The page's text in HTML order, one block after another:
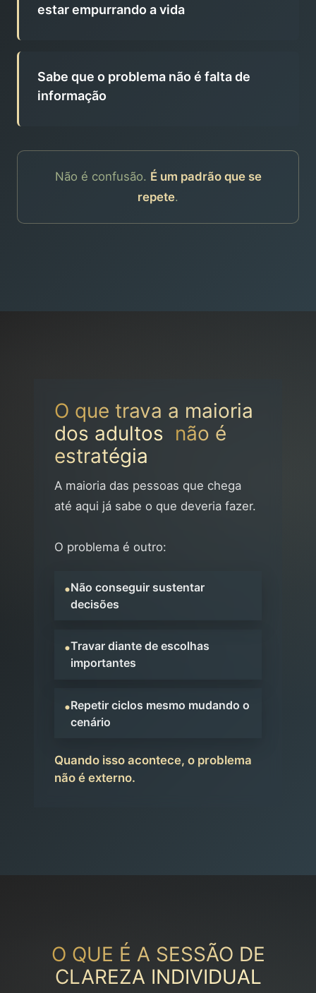
estar empurrando a vida
Sabe que o problema não é falta de
informação
Não é confusão. É um padrão que se
repete.
O que trava a maioria
dos adultos não é
estratégia
A maioria das pessoas que chega
até aqui já sabe o que deveria fazer.
O problema é outro:
•Não conseguir sustentar
decisões
•Travar diante de escolhas
importantes
•Repetir ciclos mesmo mudando o
cenário
Quando isso acontece, o problema
não é externo.
O QUE É A SESSÃO DE
CLAREZA INDIVIDUAL